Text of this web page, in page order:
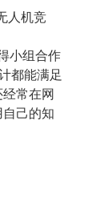
人机竞
小组合作
都能满足
常在网
己的知